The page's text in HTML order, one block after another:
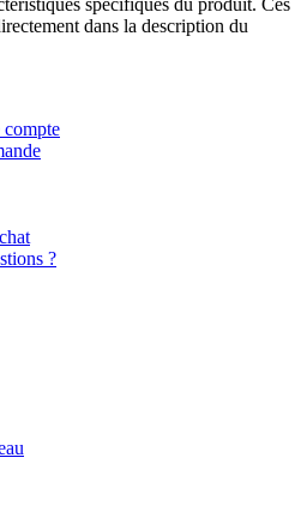
spécifiques du produit. Ces
dans la description du
?